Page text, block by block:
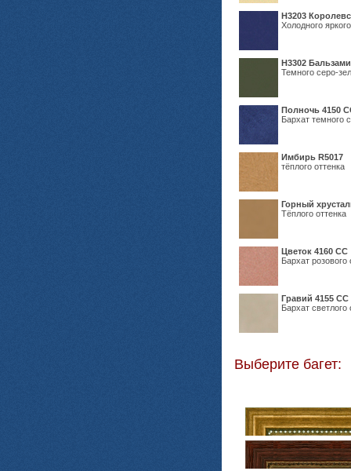
Н3203
Холодного
Н3302
Темного серо-
Полночь 4150
Бархат темного
Имбирь R5017
тёплого оттенка
Горный
Тёплого оттенка
Цветок 4160 СС
Бархат розового
Гравий 4155 СС
Бархат светлого
Выберите багет: